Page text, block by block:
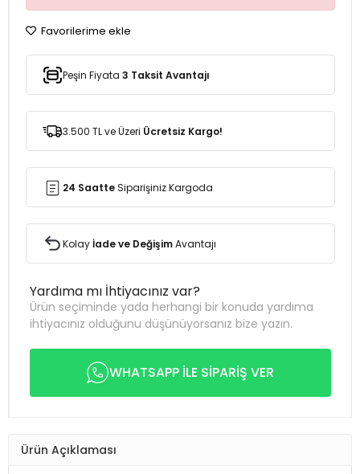
Favorilerime ekle
Peşin Fiyata 3 Taksit Avantajı
3.500 TL ve Üzeri Ücretsiz Kargo!
24 SaatteSiparişiniz Kargoda
Kolayİade ve DeğişimAvantajı
Yardıma mı İhtiyacınız var?
Ürün seçiminde yada herhangi bir konuda yardıma
ihtiyacınız olduğunu düşünüyorsanız bize yazın.
WHATSAPP İLE SİPARİŞ VER
Ürün Açıklaması